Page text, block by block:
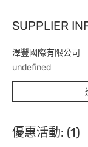
SUPPLIER
澤豐國際有限公司
undefined
優惠活動: (1)